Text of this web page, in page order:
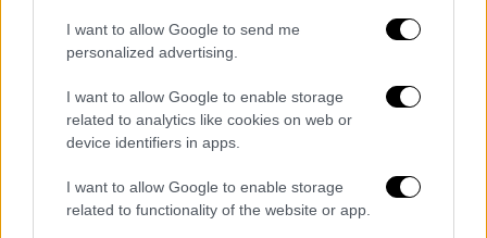
I want to allow Google to send me
personalized advertising.
I want to allow Google to enable storage
related to analytics like cookies on web or
device identifiers in apps.
I want to allow Google to enable storage
related to functionality of the website or app.
Πολιτισμός|14.08.2022 12:00
Παντελής Βούλγαρης και Τάνια
Τσανακλίδου μιλούν στο ethnos.gr - Το
Διεθνές Φεστιβάλ Άνδρου κερδίζει το
στοίχημα
Το Φεστιβάλ Άνδρου επανέρχεται δυναμικά,
με μεγαλύτερο αριθμό παραγωγών,